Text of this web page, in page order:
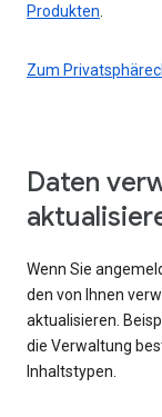
Produkten
Zum
Daten
Wenn Sie
den von Ihnen
aktualisieren.
die Verwaltung
Inhaltstypen.